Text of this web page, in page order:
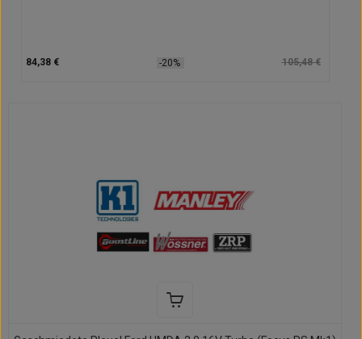
84,38 € -20% 105,48 €